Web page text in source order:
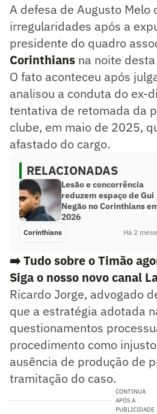
A defesa de Augusto Melo
irregularidades após a
presidente do quadro
Corinthians na noite
O fato aconteceu após
analisou a conduta do ex-
tentativa de retomada da
clube, em maio de 2025,
afastado do cargo.
RELACIONADAS
Lesão e concorrência
reduzem espaço de Gui
Negão no Corinthians
2026
Corinthians Há 2
➡️ Tudo sobre o Timão
Siga o nosso novo canal
Ricardo Jorge, advogado
que a estratégia adotada
questionamentos
procedimento como
ausência de produção de
tramitação do caso.
CONTINUA
APÓS A
PUBLICIDADE